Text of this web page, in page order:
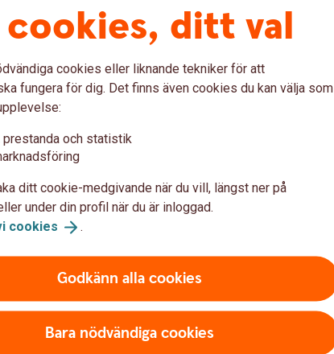
Förväntat sparbelopp om 10 år
172 019 kr
cookies, ditt val
cookies eller liknande tekniker för att
fungera för dig. Det finns även cookies du kan välja som
prestanda och statistik
ditt cookie-medgivande när du vill, längst ner på
under din profil när du är inloggad.
cookies .
Godkänn alla cookies
Bara nödvändiga cookies